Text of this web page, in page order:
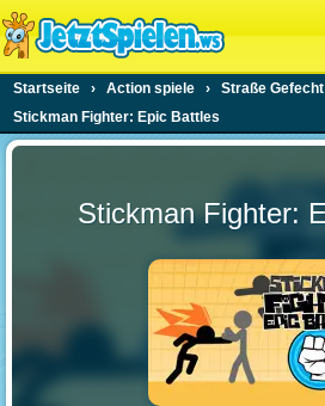
Startseite › Action spiele › Straße Gefecht
Stickman Fighter: Epic Battles
Stickman Fighter: